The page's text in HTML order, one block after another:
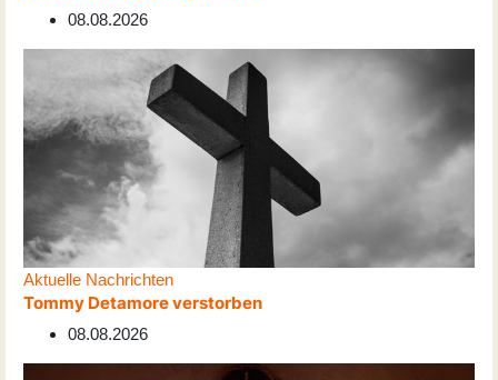
08.08.2026
Aktuelle Nachrichten
Tommy Detamore verstorben
08.08.2026